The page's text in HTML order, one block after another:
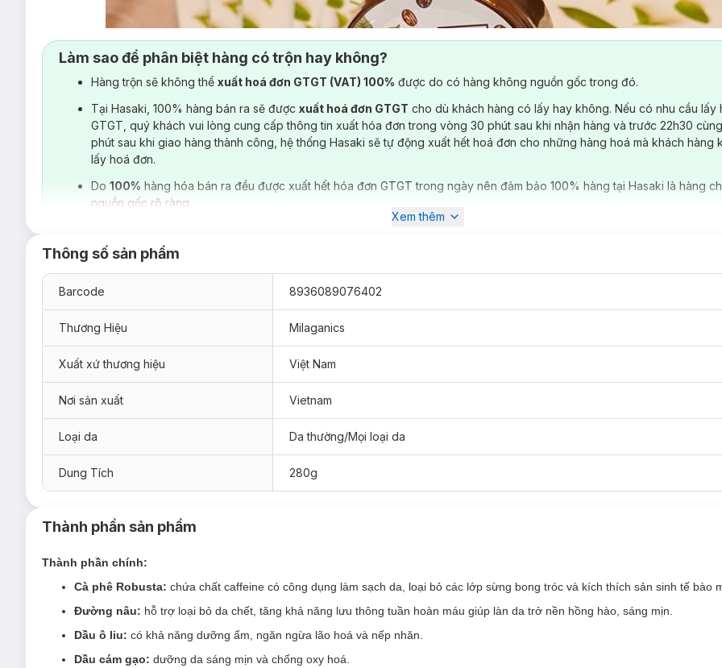
Làm sao để phân biệt hàng có trộn hay không?
Hàng trộn sẽ không thể xuất hoá đơn GTGT (VAT) 100% được do có hàng không nguồn gốc trong đó.
Tại Hasaki, 100% hàng bán ra sẽ được xuất hoá đơn GTGT cho dù khách hàng có lấy hay không. Nếu có nhu cầu lấy
GTGT, quý khách vui lòng cung cấp thông tin xuất hóa đơn trong vòng 30 phút sau khi nhận hàng và trước 22h30
phút sau khi giao hàng thành công, hệ thống Hasaki sẽ tự động xuất hết hoá đơn cho những hàng hoá mà khách hàng
lấy hoá đơn.
Do 100% hàng hóa bán ra đều được xuất hết hóa đơn GTGT trong ngày nên đảm bảo 100% hàng tại Hasaki là hàng
nguồn gốc rõ ràng.
Xem thêm
Thông số sản phẩm
Barcode 8936089076402
Thương Hiệu Milaganics
Xuất xứ thương hiệu Việt Nam
Nơi sản xuất Vietnam
Loại da Da thường/Mọi loại da
Dung Tích 280g
Thành phần sản phẩm
Thành phần chính:
Cà phê Robusta: chứa chất caffeine có công dụng làm sạch da, loại bỏ các lớp sừng bong tróc và kích thích sản sinh tế bào
Đường nâu: hỗ trợ loại bỏ da chết, tăng khả năng lưu thông tuần hoàn máu giúp làn da trở nền hồng hào, sáng mịn.
Dầu ô liu: có khả năng dưỡng ẩm, ngăn ngừa lão hoá và nếp nhăn.
Dầu cám gạo: dưỡng da sáng mịn và chống oxy hoá.